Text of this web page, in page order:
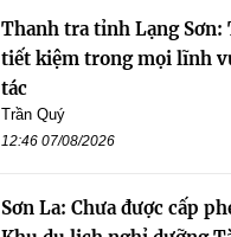
Thanh tra tỉnh Lạng Sơn:
tiết kiệm trong mọi lĩnh
tác
Trần Quý
12:46 07/08/2026
Sơn La: Chưa được cấp